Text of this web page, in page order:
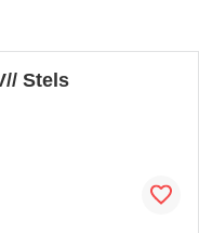
Stels